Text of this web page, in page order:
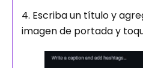
4. Escriba un título y
imagen de portada y